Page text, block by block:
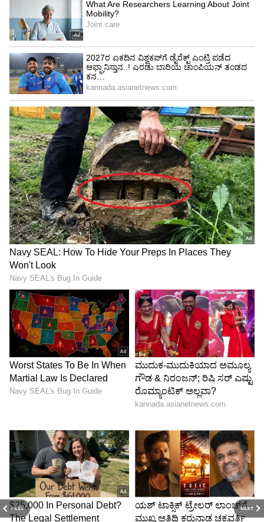
PREV NEXT